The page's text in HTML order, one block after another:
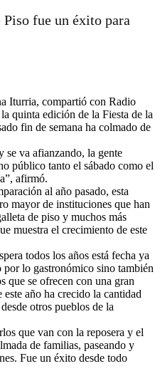
fue un éxito para
Iturria, compartió con Radio
quinta edición de la Fiesta de la
fin de semana ha colmado de
se va afianzando, la gente
público tanto el sábado como el
afirmó.
al año pasado, esta
mayor de instituciones que han
de piso y muchos más
muestra el crecimiento de este
todos los años está fecha ya
lo gastronómico sino también
que se ofrecen con una gran
año ha crecido la cantidad
otros pueblos de la
que van con la reposera y el
de familias, paseando y
Fue un éxito desde todo